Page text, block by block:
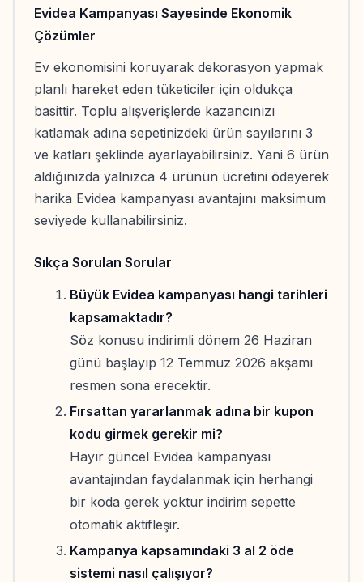
Evidea Kampanyası Sayesinde Ekonomik
Çözümler
Ev ekonomisini koruyarak dekorasyon yapmak
planlı hareket eden tüketiciler için oldukça
basittir. Toplu alışverişlerde kazancınızı
katlamak adına sepetinizdeki ürün sayılarını 3
ve katları şeklinde ayarlayabilirsiniz. Yani 6 ürün
aldığınızda yalnızca 4 ürünün ücretini ödeyerek
harika Evidea kampanyası avantajını maksimum
seviyede kullanabilirsiniz.
Sıkça Sorulan Sorular
Büyük Evidea kampanyası hangi tarihleri
kapsamaktadır?
Söz konusu indirimli dönem 26 Haziran
günü başlayıp 12 Temmuz 2026 akşamı
resmen sona erecektir.
Fırsattan yararlanmak adına bir kupon
kodu girmek gerekir mi?
Hayır güncel Evidea kampanyası
avantajından faydalanmak için herhangi
bir koda gerek yoktur indirim sepette
otomatik aktifleşir.
Kampanya kapsamındaki 3 al 2 öde
sistemi nasıl çalışıyor?